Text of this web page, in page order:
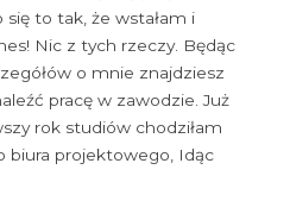
się to tak, że wstałam i
Nic z tych rzeczy. Będąc
o mnie znajdziesz
pracę w zawodzie. Już
rok studiów chodziłam
biura projektowego, Idąc